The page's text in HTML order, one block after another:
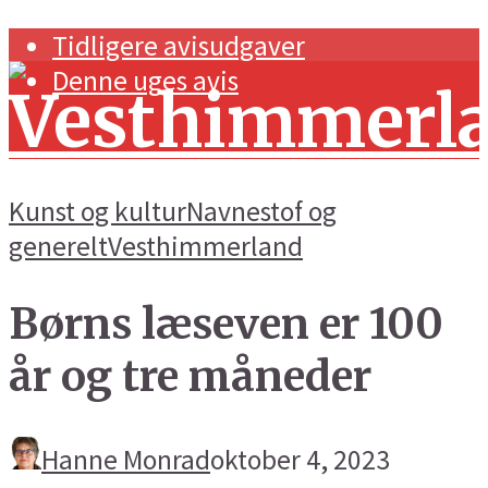
Tidligere avisudgaver
Denne uges avis
Forside
Navnestof og generelt
Handel og erhverv
Kunst og kultur
Kunst og kulturNavnestof og
genereltVesthimmerland
Børns læseven er 100
år og tre måneder
Hanne Monradoktober 4, 2023